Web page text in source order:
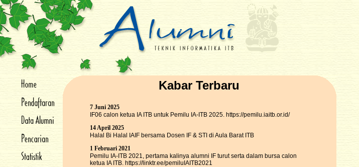
Kabar Terbaru
7 Juni 2025
IF06 calon ketua IA ITB untuk Pemilu IA-ITB 2025. https://pemilu.iaitb.or.id/
14 April 2025
Halal Bi Halal IAIF bersama Dosen IF & STI di Aula Barat ITB
1 Februari 2021
Pemilu IA-ITB 2021, pertama kalinya alumni IF turut serta dalam bursa calon
ketua IA ITB. https://linktr.ee/pemiluIAITB2021